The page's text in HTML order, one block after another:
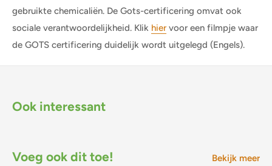
gebruikte chemicaliën. De Gots-certificering omvat ook
sociale verantwoordelijkheid. Klik hier voor een filmpje waar
de GOTS certificering duidelijk wordt uitgelegd (Engels).
Ook interessant
Voeg ook dit toe! Bekijk meer